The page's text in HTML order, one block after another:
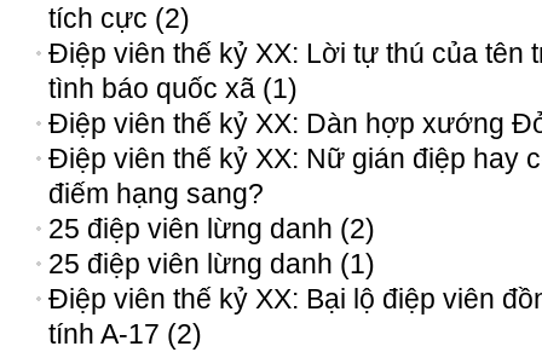
tích cực (2)
Điệp viên thế kỷ XX: Lời tự thú của tên
tình báo quốc xã (1)
Điệp viên thế kỷ XX: Dàn hợp xướng
Điệp viên thế kỷ XX: Nữ gián điệp hay
điếm hạng sang?
25 điệp viên lừng danh (2)
25 điệp viên lừng danh (1)
Điệp viên thế kỷ XX: Bại lộ điệp viên
tính A-17 (2)